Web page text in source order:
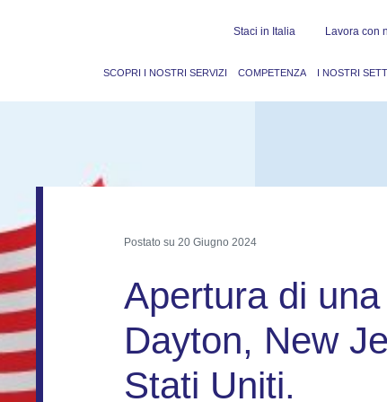
Staci in Italia Lavora con
SCOPRI I NOSTRI SERVIZI COMPETENZA I NOSTRI
Postato su 20 Giugno 2024
Apertura di
Dayton, New
Stati Uniti.